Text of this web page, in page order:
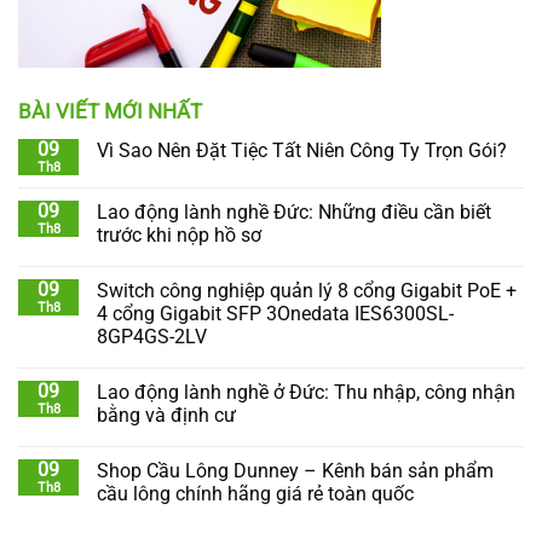
BÀI VIẾT MỚI NHẤT
09
Th8
Vì Sao Nên Đặt Tiệc Tất Niên Công Ty Trọn Gói?
09
Th8
Lao động lành nghề Đức: Những điều cần biết
trước khi nộp hồ sơ
09
Th8
Switch công nghiệp quản lý 8 cổng Gigabit PoE +
4 cổng Gigabit SFP 3Onedata IES6300SL-
8GP4GS-2LV
09
Th8
Lao động lành nghề ở Đức: Thu nhập, công nhận
bằng và định cư
09
Th8
Shop Cầu Lông Dunney – Kênh bán sản phẩm
cầu lông chính hãng giá rẻ toàn quốc